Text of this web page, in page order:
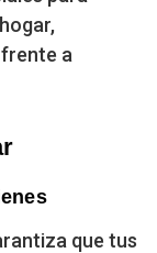
a
que tus